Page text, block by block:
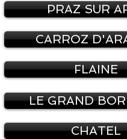
PRAZ SUR
CARROZ
FLAINE
LE GRAND
CHATEL